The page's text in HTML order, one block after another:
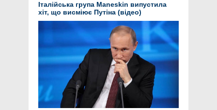
Італійська група Maneskin випустила
хіт, що висміює Путіна (відео)